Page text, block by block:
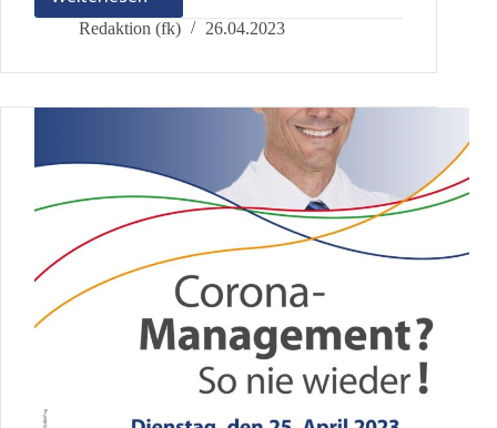
Vortrag:
Vorboten
Konflikte
Redaktion (fk) 26.04.2023